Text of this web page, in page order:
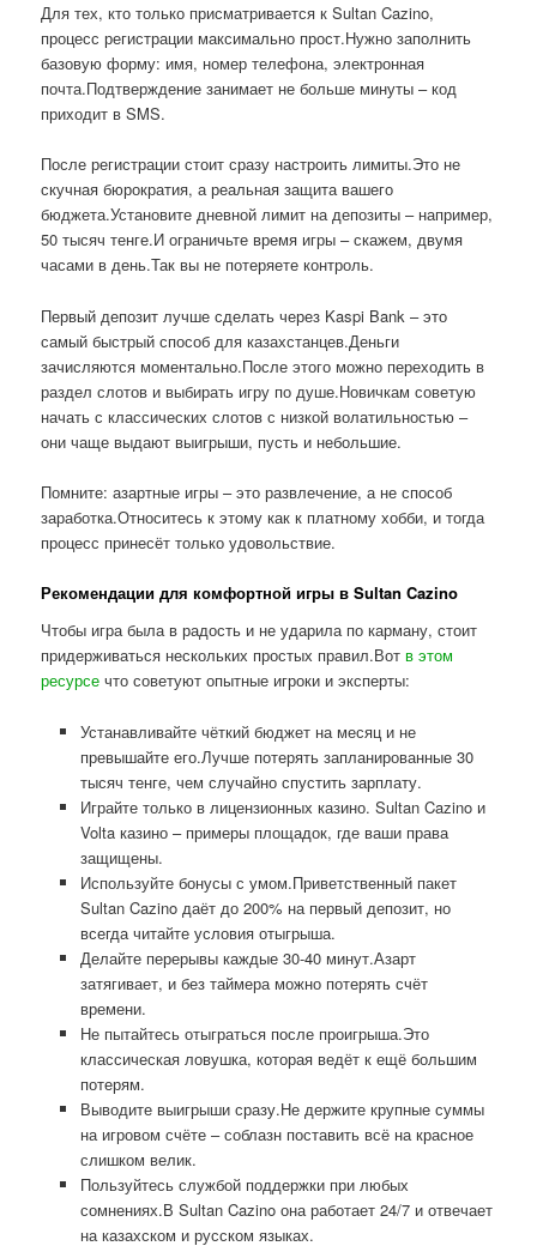
Для тех, кто только присматривается к Sultan Cazino,
процесс регистрации максимально прост.Нужно заполнить
базовую форму: имя, номер телефона, электронная
почта.Подтверждение занимает не больше минуты – код
приходит в SMS.
После регистрации стоит сразу настроить лимиты.Это не
скучная бюрократия, а реальная защита вашего
бюджета.Установите дневной лимит на депозиты – например,
50 тысяч тенге.И ограничьте время игры – скажем, двумя
часами в день.Так вы не потеряете контроль.
Первый депозит лучше сделать через Kaspi Bank – это
самый быстрый способ для казахстанцев.Деньги
зачисляются моментально.После этого можно переходить в
раздел слотов и выбирать игру по душе.Новичкам советую
начать с классических слотов с низкой волатильностью –
они чаще выдают выигрыши, пусть и небольшие.
Помните: азартные игры – это развлечение, а не способ
заработка.Относитесь к этому как к платному хобби, и тогда
процесс принесёт только удовольствие.
Рекомендации для комфортной игры в Sultan Cazino
Чтобы игра была в радость и не ударила по карману, стоит
придерживаться нескольких простых правил.Вотв этом
ресурсе что советуют опытные игроки и эксперты:
Устанавливайте чёткий бюджет на месяц и не
превышайте его.Лучше потерять запланированные 30
тысяч тенге, чем случайно спустить зарплату.
Играйте только в лицензионных казино. Sultan Cazino и
Volta казино – примеры площадок, где ваши права
защищены.
Используйте бонусы с умом.Приветственный пакет
Sultan Cazino даёт до 200% на первый депозит, но
всегда читайте условия отыгрыша.
Делайте перерывы каждые 30-40 минут.Азарт
затягивает, и без таймера можно потерять счёт
времени.
Не пытайтесь отыграться после проигрыша.Это
классическая ловушка, которая ведёт к ещё большим
потерям.
Выводите выигрыши сразу.Не держите крупные суммы
на игровом счёте – соблазн поставить всё на красное
слишком велик.
Пользуйтесь службой поддержки при любых
сомнениях.В Sultan Cazino она работает 24/7 и отвечает
на казахском и русском языках.